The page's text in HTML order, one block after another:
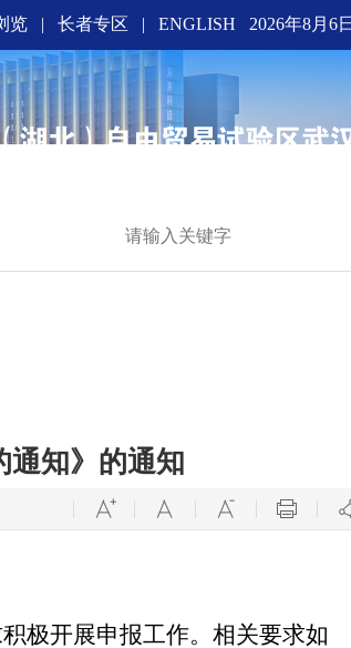
览 | 长者专区 | ENGLISH 2026年8月6
通知》的通知
极开展申报工作。相关要求如